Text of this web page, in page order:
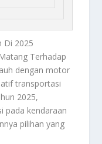
Di 2025
Terhadap
dengan motor
transportasi
2025,
pada kendaraan
pilihan yang